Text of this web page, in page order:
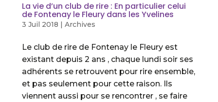
La vie d’un club de rire : En particulier celui
de Fontenay le Fleury dans les Yvelines
3 Juil 2018 | Archives
Le club de rire de Fontenay le Fleury est
existant depuis 2 ans , chaque lundi soir ses
adhérents se retrouvent pour rire ensemble,
et pas seulement pour cette raison. Ils
viennent aussi pour se rencontrer , se faire